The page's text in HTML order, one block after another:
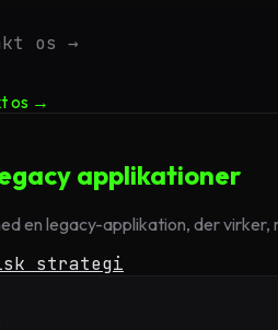
os →
os →
applikationer
en legacy-applikation, der
strategi